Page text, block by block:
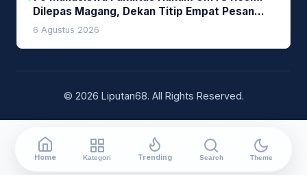
Dilepas Magang, Dekan Titip Empat Pesan
Penting
6 Agustus 2026
© 2026 Liputan68. All Rights Reserved.
Home Kategori Trending Search Theme